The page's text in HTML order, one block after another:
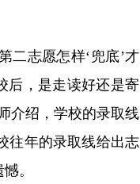
志愿怎样‘兜底’才
后，是走读好还是寄
介绍，学校的录取线
往年的录取线给出志
。